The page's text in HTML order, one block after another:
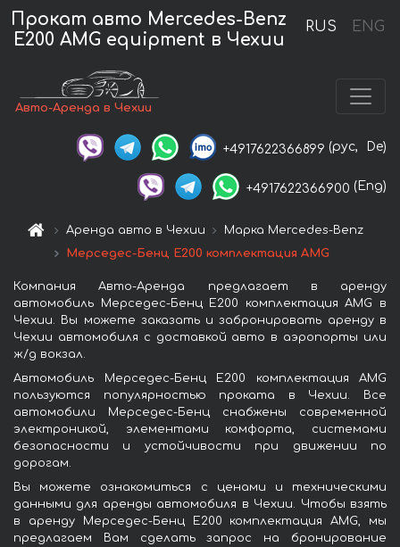
RUS ENG
Прокат авто Mercedes-Benz
E200 AMG equipment в Чехии
Авто-Аренда в Чехии
+4917622366899 (рус, De)
+4917622366900 (Eng)
Аренда авто в Чехии
Марка Mercedes-Benz
Мерседес-Бенц Е200 комплектация AMG
Компания Авто-Аренда предлагает в аренду
автомобиль Мерседес-Бенц Е200 комплектация AMG в
Чехии. Вы можете заказать и забронировать аренду в
Чехии автомобиля с доставкой авто в аэропорты или
ж/д вокзал.
Автомобиль Мерседес-Бенц Е200 комплектация AMG
пользуются популярностью проката в Чехии. Все
автомобили Мерседес-Бенц снабжены современной
электроникой, элементами комфорта, системами
безопасности и устойчивости при движении по
дорогам.
Вы можете ознакомиться с ценами и техническими
данными для аренды автомобиля в Чехии. Чтобы взять
в аренду Мерседес-Бенц Е200 комплектация AMG, мы
предлагаем Вам сделать запрос на бронирование